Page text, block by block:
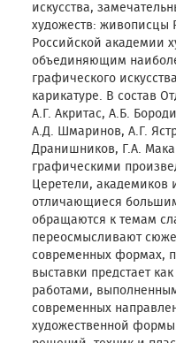
искусства,
художеств: живописцы
Российской академии
объединяющим
графического
карикатуре. В состав
А.Г. Акритас, А.Б.
А.Д. Шмаринов, А.Г.
Дранишников, Г.А.
графическими
Церетели, академиков
отличающиеся
обращаются к темам
переосмысливают
современных формах,
выставки предстает
работами,
современных
художественной